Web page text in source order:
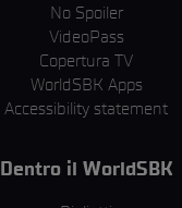
No Spoiler
VideoPass
Copertura TV
WorldSBK Apps
Accessibility statement
Dentro il WorldSBK